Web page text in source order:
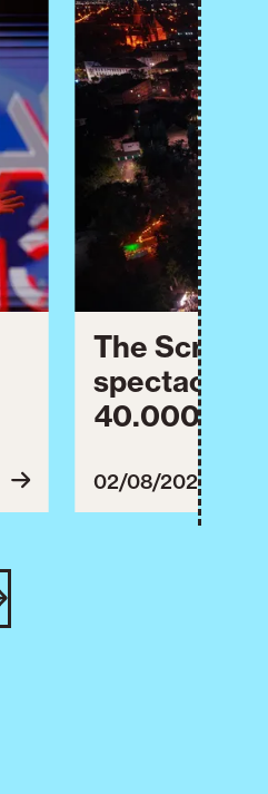
The Script
40.000 de
împreună
02/08/2026